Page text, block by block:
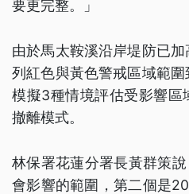
要更完整。」
由於馬太鞍溪沿岸堤防已
列紅色與黃色警戒區域範
模擬3種情境評估受影響區
撤離模式。
林保署花蓮分署長黃群策
會影響的範圍，第二個是